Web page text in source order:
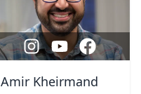
Amir Kheirmand